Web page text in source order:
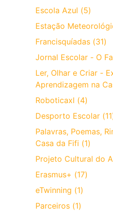
Escola Azul (5)
Estação
Francisquíadas (31)
Jornal Escolar - O
Ler, Olhar e Criar -
Aprendizagem na
Roboticaxl (4)
Desporto Escolar
Palavras, Poemas,
Casa da Fifi (1)
Projeto Cultural do
Erasmus+ (17)
eTwinning (1)
Parceiros (1)